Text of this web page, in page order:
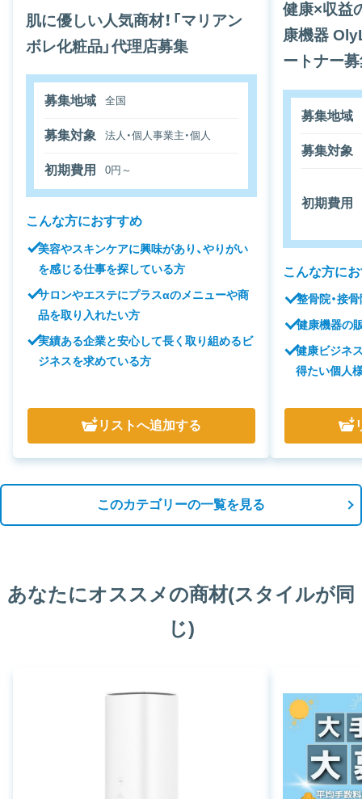
肌に優しい人気商材！「マリアン
ボレ化粧品」代理店募集
募集地域 全国
募集対象 法人・個人事業主・個人
初期費用 0円～
こんな方におすすめ
美容やスキンケアに興味があり、やりがい
を感じる仕事を探している方
サロンやエステにプラスαのメニューや商
品を取り入れたい方
実績ある企業と安心して長く取り組めるビ
ジネスを求めている方
リストへ追加する
健康×収益
康機器
ートナー
募集地域
募集対象
初期費用
こんな方に
整骨院・接
健康機器の
健康ビジネ
得たい個人
このカテゴリーの一覧を見る
あなたにオススメの商材(スタイルが同
じ)